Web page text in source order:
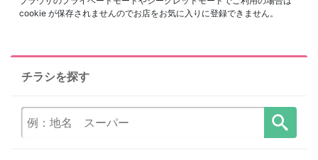
cookie が保存されませんのでお店をお気に入りに登録できません。
チラシを探す